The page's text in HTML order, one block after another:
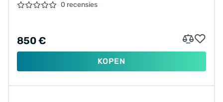
0 recensies
850 €
KOPEN